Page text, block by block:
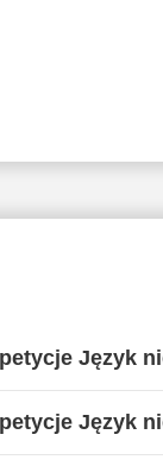
Język
Język